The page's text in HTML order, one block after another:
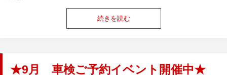
続きを読む
★9月 車検ご予約イベント開催中★